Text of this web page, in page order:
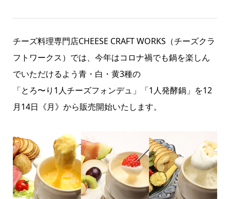
チーズ料理専門店CHEESE CRAFT WORKS（チーズクラ
フトワークス）では、今年はコロナ禍でも鍋を楽しん
でいただけるよう青・白・黄3種の
「とろ〜り1人チーズフォンデュ」「1人発酵鍋」を12
月14日《月》から販売開始いたします。